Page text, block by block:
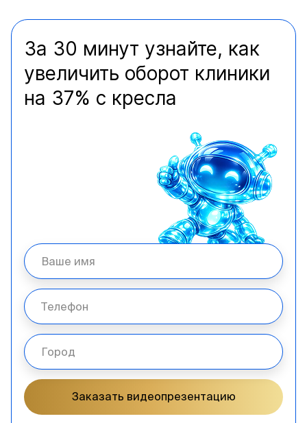
За 30 минут узнайте, как
увеличить оборот клиники
на 37% с кресла
Заказать видеопрезентацию